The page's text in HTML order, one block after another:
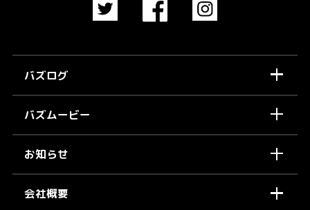
バズログ
バズムービー
お知らせ
会社概要